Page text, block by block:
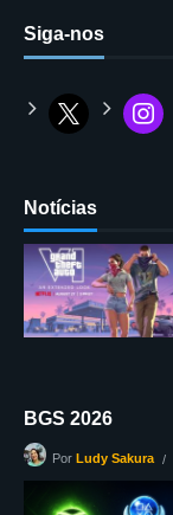
Siga-nos
Notícias
BGS 2026
Por Ludy Sakura